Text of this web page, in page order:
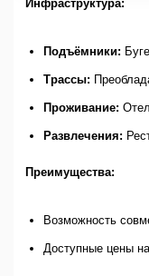
Инфраструктура:
Подъёмники:
Трассы:
Проживание:
Развлечения:
Преимущества:
Возможность
Доступные цены